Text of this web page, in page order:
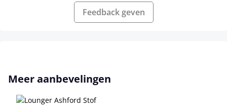
Feedback geven
Productgalerij overslaan
Meer aanbevelingen